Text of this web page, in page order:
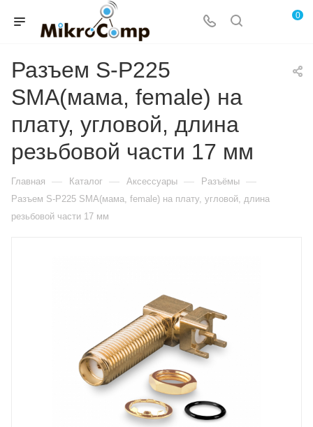
0
Разъем S-P225
SМА(мама, female) на
плату, угловой, длина
резьбовой части 17 мм
Главная — Каталог — Аксессуары — Разъёмы —
Разъем S-P225 SМА(мама, female) на плату, угловой, длина
резьбовой части 17 мм